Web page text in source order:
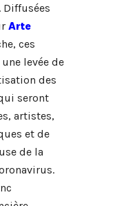
Arte
ces
levée de
des
seront
artistes,
et de
de la